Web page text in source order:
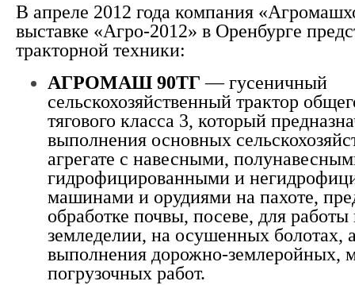
В апреле 2012 года компания
выставке «Агро-2012» в Оренбурге
тракторной техники:
АГРОМАШ 90ТГ — гусеничный
сельскохозяйственный трактор
тягового класса 3, который
выполнения основных
агрегате с навесными,
гидрофицированными и
машинами и орудиями на пахоте,
обработке почвы, посеве, для
земледелии, на осушенных болотах,
выполнения дорожно-землеройных,
погрузочных работ.